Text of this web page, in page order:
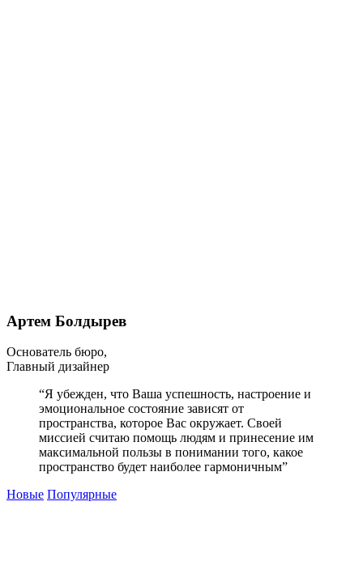
Артем Болдырев
Основатель бюро,
Главный дизайнер
“Я убежден, что Ваша успешность, настроение и
эмоциональное состояние зависят от
пространства, которое Вас окружает. Своей
миссией считаю помощь людям и принесение им
максимальной пользы в понимании того, какое
пространство будет наиболее гармоничным”
Новые Популярные